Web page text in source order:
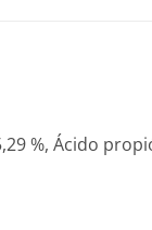
%, Ácido